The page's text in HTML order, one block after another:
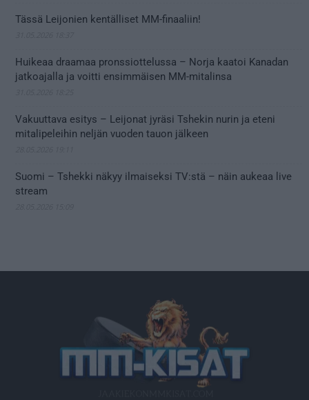
Tässä Leijonien kentälliset MM-finaaliin!
Huikeaa draamaa pronssiottelussa – Norja kaatoi Kanadan
jatkoajalla ja voitti ensimmäisen MM-mitalinsa
Vakuuttava esitys – Leijonat jyräsi Tshekin nurin ja eteni
mitalipeleihin neljän vuoden tauon jälkeen
Suomi – Tshekki näkyy ilmaiseksi TV:stä – näin aukeaa live
stream